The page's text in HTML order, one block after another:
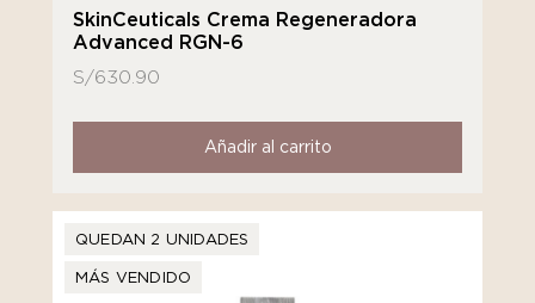
SkinCeuticals Crema Regeneradora
Advanced RGN-6
S/630.90
Añadir al carrito
QUEDAN 2 UNIDADES
MÁS VENDIDO